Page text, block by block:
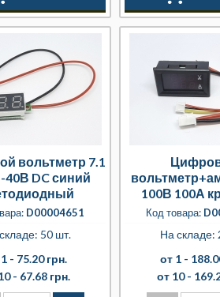
вольтметр 7.1
40В DC синий
D00004651
50 шт.
- 75.20 грн.
- 67.68 грн.
100В 100А
синий
Код товара:
На складе:
от 1 -
от 10 -